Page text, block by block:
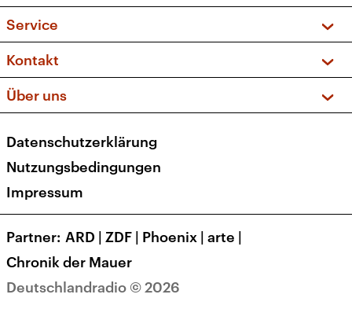
Sendungen und Podcasts
Musikliste
Kakadu – Das Kinderprogramm
Frequenzen (UKW + DAB+)
Service
FAQ
Apps
Newsletter
Kontakt
Social Media
Über uns
Presse
Karriere
Transparenz
Deutschlandradio © 2026
Datenschutzerklärung
Nutzungsbedingungen
Impressum
Partner ARD | ZDF | Phoenix | arte |
Chronik der Mauer